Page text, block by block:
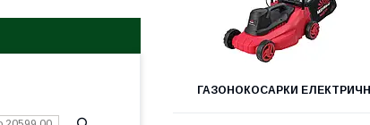
ГАЗОНОКОСАРКИ ЕЛЕКТРИЧНІ